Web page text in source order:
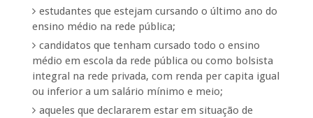
estudantes que estejam cursando o último ano do
ensino médio na rede pública;
candidatos que tenham cursado todo o ensino
médio em escola da rede pública ou como bolsista
integral na rede privada, com renda per capita igual
ou inferior a um salário mínimo e meio;
aqueles que declararem estar em situação de